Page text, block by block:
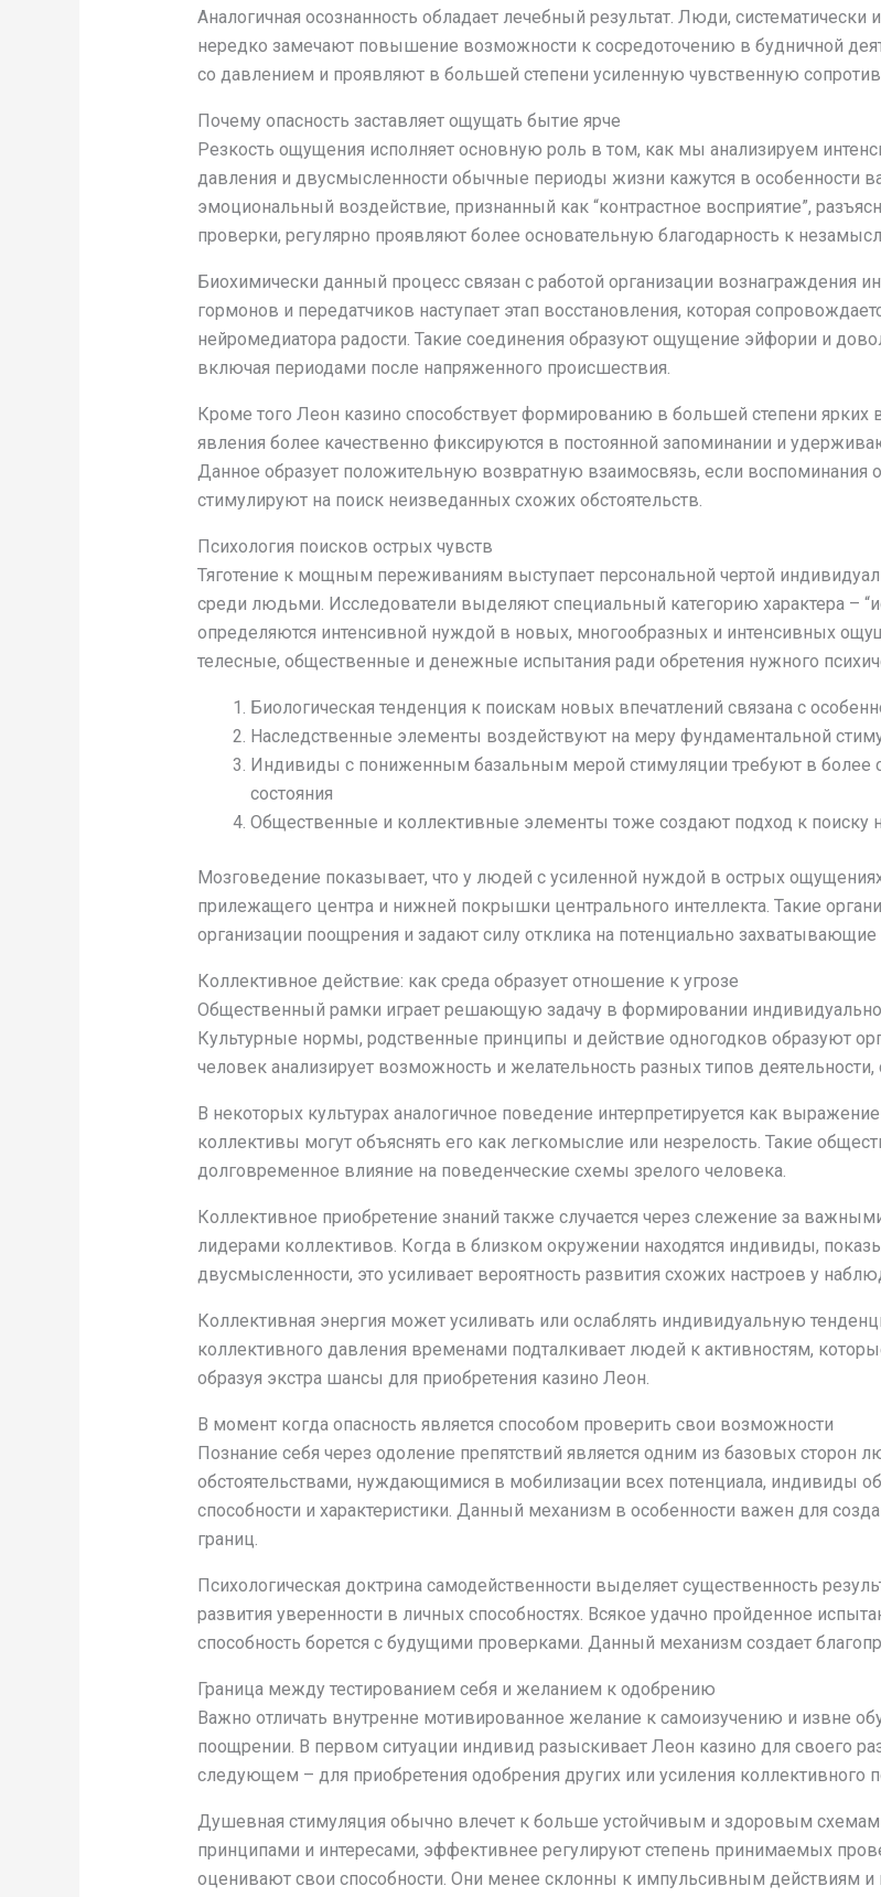
Аналогичная осознанность обладает лечебный результат. Люди,
нередко замечают повышение возможности к сосредоточению в будничной
со давлением и проявляют в большей степени усиленную чувственную
Почему опасность заставляет ощущать бытие ярче
Резкость ощущения исполняет основную роль в том, как мы анализируем
давления и двусмысленности обычные периоды жизни кажутся в особенности
эмоциональный воздействие, признанный как “контрастное восприятие”,
проверки, регулярно проявляют более основательную благодарность к
Биохимически данный процесс связан с работой организации вознаграждения
гормонов и передатчиков наступает этап восстановления, которая
нейромедиатора радости. Такие соединения образуют ощущение эйфории и
включая периодами после напряженного происшествия.
Кроме того Леон казино способствует формированию в большей степени
явления более качественно фиксируются в постоянной запоминании и
Данное образует положительную возвратную взаимосвязь, если воспоминания
стимулируют на поиск неизведанных схожих обстоятельств.
Психология поисков острых чувств
Тяготение к мощным переживаниям выступает персональной чертой
среди людьми. Исследователи выделяют специальный категорию характера –
определяются интенсивной нуждой в новых, многообразных и интенсивных
телесные, общественные и денежные испытания ради обретения нужного
Биологическая тенденция к поискам новых впечатлений связана с
Наследственные элементы воздействуют на меру фундаментальной
Индивиды с пониженным базальным мерой стимуляции требуют в более
состояния
Общественные и коллективные элементы тоже создают подход к поиску
Мозговедение показывает, что у людей с усиленной нуждой в острых
прилежащего центра и нижней покрышки центрального интеллекта. Такие
организации поощрения и задают силу отклика на потенциально
Коллективное действие: как среда образует отношение к угрозе
Общественный рамки играет решающую задачу в формировании
Культурные нормы, родственные принципы и действие одногодков образуют
человек анализирует возможность и желательность разных типов деятельности,
В некоторых культурах аналогичное поведение интерпретируется как
коллективы могут объяснять его как легкомыслие или незрелость. Такие
долговременное влияние на поведенческие схемы зрелого человека.
Коллективное приобретение знаний также случается через слежение за
лидерами коллективов. Когда в близком окружении находятся индивиды,
двусмысленности, это усиливает вероятность развития схожих настроев у
Коллективная энергия может усиливать или ослаблять индивидуальную
коллективного давления временами подталкивает людей к активностям,
образуя экстра шансы для приобретения казино Леон.
В момент когда опасность является способом проверить свои возможности
Познание себя через одоление препятствий является одним из базовых сторон
обстоятельствами, нуждающимися в мобилизации всех потенциала, индивиды
способности и характеристики. Данный механизм в особенности важен для
границ.
Психологическая доктрина самодейственности выделяет существенность
развития уверенности в личных способностях. Всякое удачно пройденное
способность борется с будущими проверками. Данный механизм создает
Граница между тестированием себя и желанием к одобрению
Важно отличать внутренне мотивированное желание к самоизучению и извне
поощрении. В первом ситуации индивид разыскивает Леон казино для своего
следующем – для приобретения одобрения других или усиления коллективного
Душевная стимуляция обычно влечет к больше устойчивым и здоровым
принципами и интересами, эффективнее регулируют степень принимаемых
оценивают свои способности. Они менее склонны к импульсивным действиям